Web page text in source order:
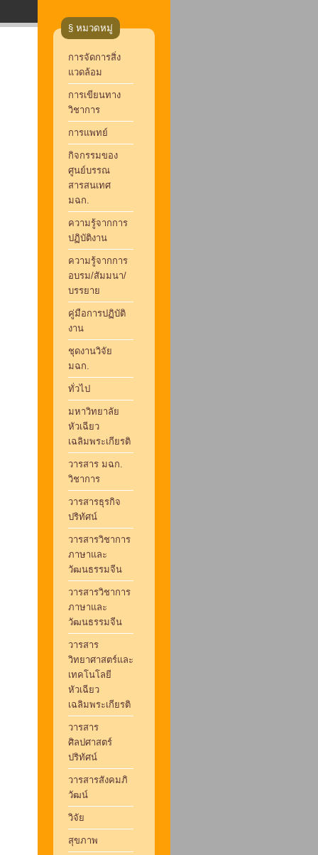
§ หมวดหมู่
การจัดการสิ่ง
แวดล้อม
การเขียนทาง
วิชาการ
การแพทย์
กิจกรรมของ
ศูนย์บรรณ
สารสนเทศ
มฉก.
ความรู้จากการ
ปฏิบัติงาน
ความรู้จากการ
อบรม/สัมมนา/
บรรยาย
คู่มือการปฏิบัติ
งาน
ชุดงานวิจัย
มฉก.
ทั่วไป
มหาวิทยาลัย
หัวเฉียว
เฉลิมพระเกียรติ
วารสาร มฉก.
วิชาการ
วารสารธุรกิจ
ปริทัศน์
วารสารวิชาการ
ภาษาและ
วัฒนธรรมจีน
วารสารวิชาการ
ภาษาและ
วัฒนธรรมจีน
วารสาร
วิทยาศาสตร์และ
เทคโนโลยี
หัวเฉียว
เฉลิมพระเกียรติ
วารสาร
ศิลปศาสตร์
ปริทัศน์
วารสารสังคมภิ
วัฒน์
วิจัย
สุขภาพ